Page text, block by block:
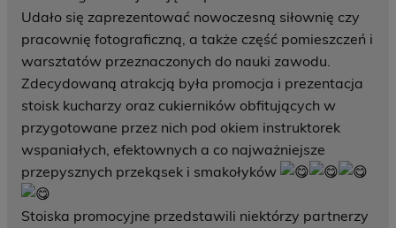
Udało się zaprezentować nowoczesną siłownię czy
pracownię fotograficzną, a także część pomieszczeń i
warsztatów przeznaczonych do nauki zawodu.
Zdecydowaną atrakcją była promocja i prezentacja
stoisk kucharzy oraz cukierników obfitujących w
przygotowane przez nich pod okiem instruktorek
wspaniałych, efektownych a co najważniejsze
przepysznych przekąsek i smakołyków
Stoiska promocyjne przedstawili niektórzy partnerzy